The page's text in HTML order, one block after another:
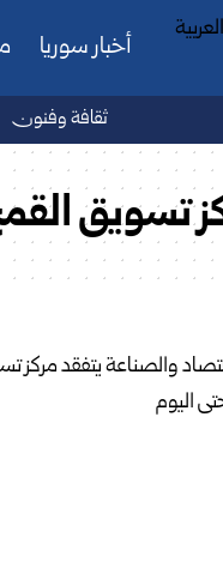
أخبار سوريا
ثقافة وفنون
تسويق